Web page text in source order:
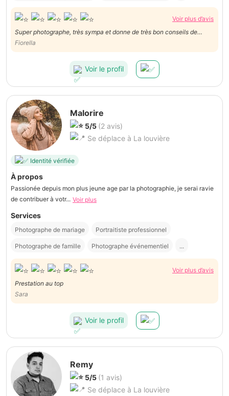
Voir plus d’avis
Super photographe, très sympa et donne de très bon conseils de
poses, je le recommande vivement
Fiorella
Voir le profil
Malorire
5/5 (2 avis)
Se déplace à La louvière
Identité vérifiée
À propos
Passionée depuis mon plus jeune age par la photographie, je serai ravie
de contribuer à votr... Voir plus
Services
Photographe de mariage Portraitiste professionnel
Photographe de famille Photographe événementiel ...
Voir plus d’avis
Prestation au top
Sara
Voir le profil
Remy
5/5 (1 avis)
Se déplace à La louvière